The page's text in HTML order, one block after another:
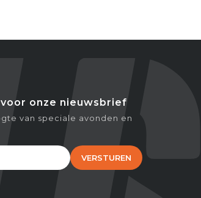
onze nieuwsbrief
van speciale avonden en
VERSTUREN